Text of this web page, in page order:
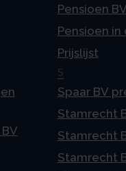
Pensioen
Pensioen
Prijslijst
S
Spaar BV
Stamrecht
Stamrecht
Stamrecht